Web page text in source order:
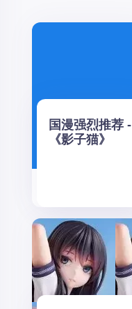
国漫强烈推荐 -
《影子猫》